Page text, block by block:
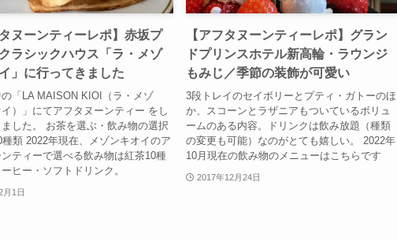
タヌーンティーレポ】赤坂プ
ラシックハウス「ラ・メゾ
」に行ってきました
「LA MAISON KIOI（ラ・メゾ
イ）」にてアフタヌーンティー をし
した。 お茶を選ぶ・飲み物の選択
種類 2022年現在、メゾンキオイのア
ティーで選べる飲み物は紅茶10種
ヒー・ソフトドリンク。
月1日
【アフタヌーンティーレポ】グラン
ドプリンスホテル新高輪・ラウンジ
もみじ／季節の装飾が可愛い
3段トレイのセイボリーとプティ・ガトーのほ
か、スコーンとラザニアもついているボリュ
ームのある内容。ドリンクは飲み放題（種類
の変更も可能）なのがとても嬉しい。 2022年
10月現在の飲み物のメニューはこちらです
2017年12月24日